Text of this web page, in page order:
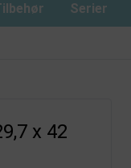
Serier
x 42